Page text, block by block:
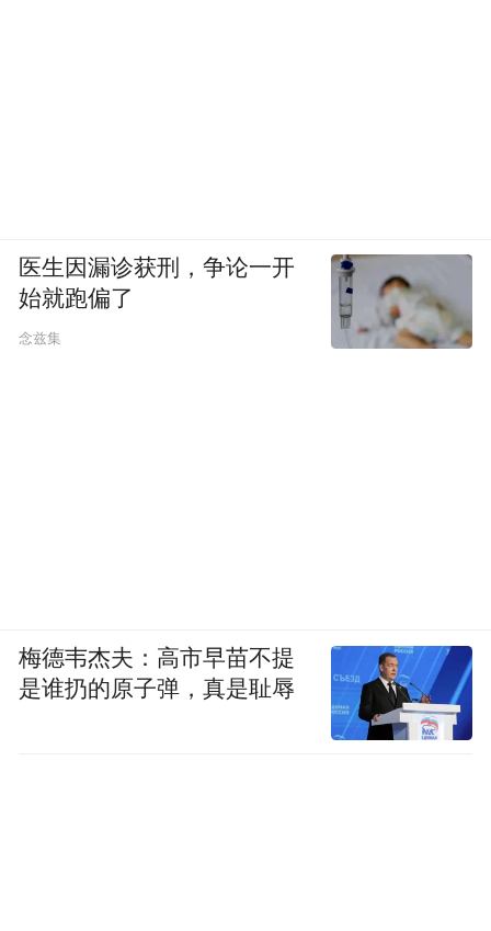
医生因漏诊获刑，争论一开
始就跑偏了
念兹集
梅德韦杰夫：高市早苗不提
是谁扔的原子弹，真是耻辱